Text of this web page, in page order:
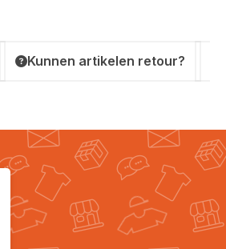
Kunnen artikelen retour?